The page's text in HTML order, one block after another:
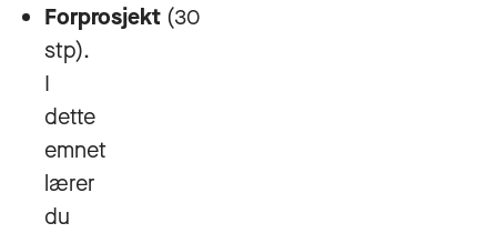
Forprosjekt (30
stp).
I
dette
emnet
lærer
du